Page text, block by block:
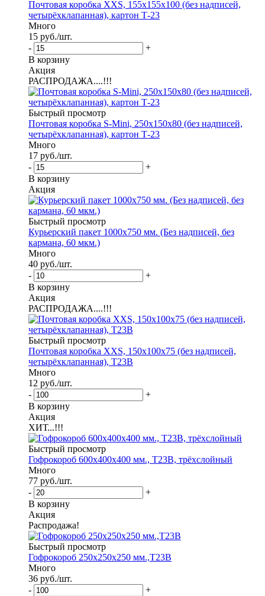
Почтовая коробка XXS, 155х155х100 (без надписей,
четырёхклапанная), картон Т-23
Много
15 руб./шт.
-
+
В корзину
Акция
РАСПРОДАЖА....!!!
Быстрый просмотр
Почтовая коробка S-Mini, 250х150х80 (без надписей,
четырёхклапанная), картон Т-23
Много
17 руб./шт.
-
+
В корзину
Акция
Быстрый просмотр
Курьерский пакет 1000х750 мм. (Без надписей, без
кармана, 60 мкм.)
Много
40 руб./шт.
-
+
В корзину
Акция
РАСПРОДАЖА....!!!
Быстрый просмотр
Почтовая коробка XXS, 150х100х75 (без надписей,
четырёхклапанная), Т23В
Много
12 руб./шт.
-
+
В корзину
Акция
ХИТ...!!!
Быстрый просмотр
Гофрокороб 600х400х400 мм., Т23В, трёхслойный
Много
77 руб./шт.
-
+
В корзину
Акция
Распродажа!
Быстрый просмотр
Гофрокороб 250х250х250 мм.,Т23В
Много
36 руб./шт.
-
+